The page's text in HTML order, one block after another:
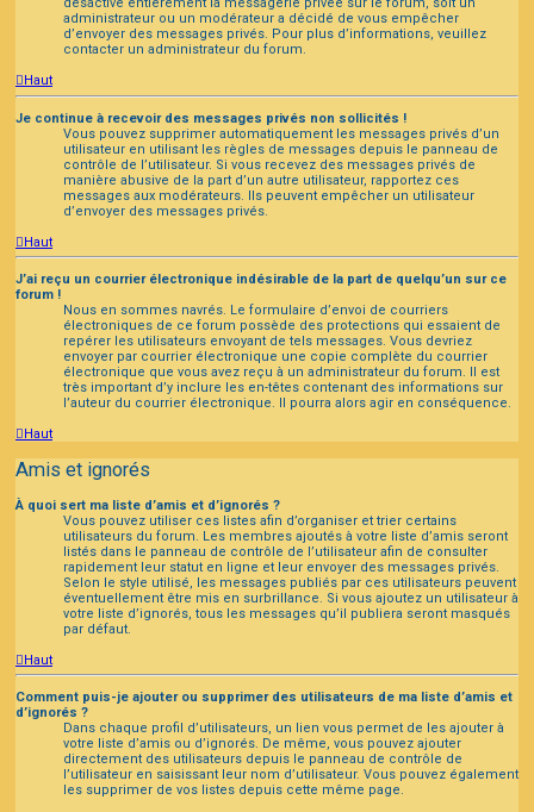
désactivé entièrement la messagerie privée sur le forum, soit un
administrateur ou un modérateur a décidé de vous empêcher
d’envoyer des messages privés. Pour plus d’informations, veuillez
contacter un administrateur du forum.
Haut
Je continue à recevoir des messages privés non sollicités !
Vous pouvez supprimer automatiquement les messages privés d’un
utilisateur en utilisant les règles de messages depuis le panneau de
contrôle de l’utilisateur. Si vous recevez des messages privés de
manière abusive de la part d’un autre utilisateur, rapportez ces
messages aux modérateurs. Ils peuvent empêcher un utilisateur
d’envoyer des messages privés.
Haut
J’ai reçu un courrier électronique indésirable de la part de quelqu’un sur ce
forum !
Nous en sommes navrés. Le formulaire d’envoi de courriers
électroniques de ce forum possède des protections qui essaient de
repérer les utilisateurs envoyant de tels messages. Vous devriez
envoyer par courrier électronique une copie complète du courrier
électronique que vous avez reçu à un administrateur du forum. Il est
très important d’y inclure les en-têtes contenant des informations sur
l’auteur du courrier électronique. Il pourra alors agir en conséquence.
Haut
Amis et ignorés
À quoi sert ma liste d’amis et d’ignorés ?
Vous pouvez utiliser ces listes afin d’organiser et trier certains
utilisateurs du forum. Les membres ajoutés à votre liste d’amis seront
listés dans le panneau de contrôle de l’utilisateur afin de consulter
rapidement leur statut en ligne et leur envoyer des messages privés.
Selon le style utilisé, les messages publiés par ces utilisateurs peuvent
éventuellement être mis en surbrillance. Si vous ajoutez un utilisateur à
votre liste d’ignorés, tous les messages qu’il publiera seront masqués
par défaut.
Haut
Comment puis-je ajouter ou supprimer des utilisateurs de ma liste d’amis et
d’ignorés ?
Dans chaque profil d’utilisateurs, un lien vous permet de les ajouter à
votre liste d’amis ou d’ignorés. De même, vous pouvez ajouter
directement des utilisateurs depuis le panneau de contrôle de
l’utilisateur en saisissant leur nom d’utilisateur. Vous pouvez également
les supprimer de vos listes depuis cette même page.